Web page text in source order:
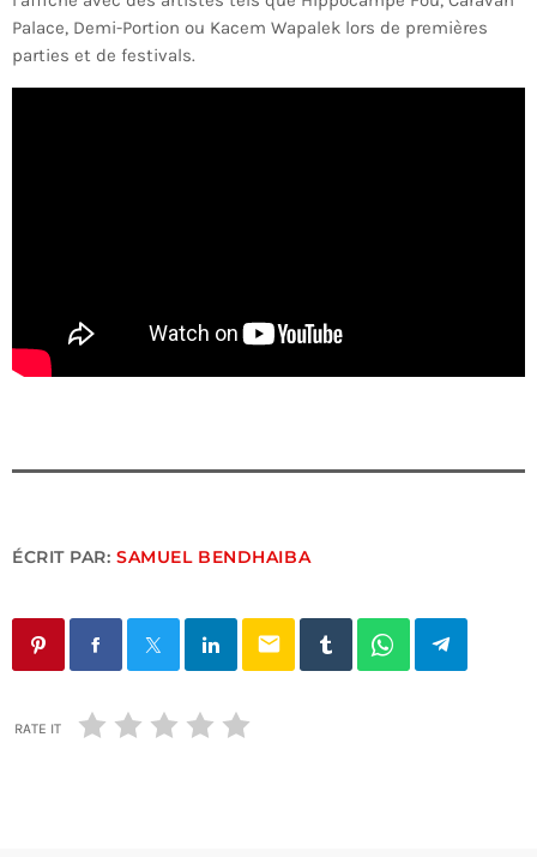
Palace, Demi-Portion ou Kacem Wapalek lors de premières
parties et de festivals.
ÉCRIT PAR:SAMUEL BENDHAIBA
email
RATE IT